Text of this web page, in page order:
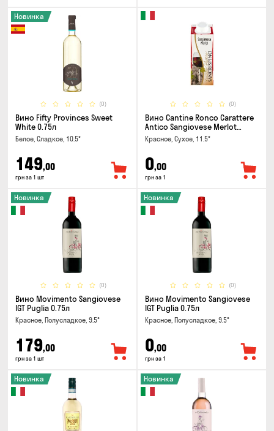
(0)
Новинка
Вино Fifty Provinces Sweet
White 0.75л
Белое, Сладкое, 10.5°
149,00
грн за 1 шт
(0)
Вино Cantine Ronco Carattere
Antico Sangiovese Merlot
Rubicone IGT 0.25л
Красное, Сухое, 11.5°
0,00
грн за 1
(0)
Новинка
Вино Movimento Sangiovese
IGT Puglia 0.75л
Красное, Полусладкое, 9.5°
179,00
грн за 1 шт
(0)
Новинка
Вино Movimento Sangiovese
IGT Puglia 0.75л
Красное, Полусладкое, 9.5°
0,00
грн за 1
Новинка Новинка